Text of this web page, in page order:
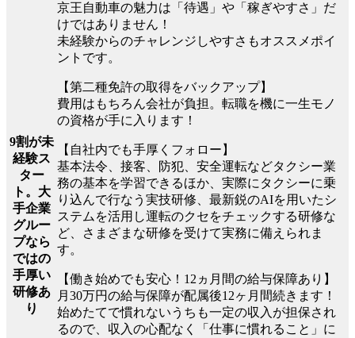
9割が未
経験ス
ター
ト。大
手企業
グルー
プなら
ではの
手厚い
研修あ
り
京王自動車の魅力は「待遇」や「稼ぎやすさ」だ
けではありません！
未経験からのチャレンジしやすさもオススメポイ
ントです。
【第二種免許の取得をバックアップ】
費用はもちろん会社が負担。転職を機に一生モノ
の資格が手に入ります！
【自社内でも手厚くフォロー】
基本法令、接客、防犯、安全運転などタクシー業
務の基本を学習できるほか、実際にタクシーに乗
り込んで行なう実技研修、最新鋭のAIを用いたシ
ステムを活用し運転のクセをチェックする研修な
ど、さまざまな研修を受けて実務に備えられま
す。
【働き始めでも安心！12ヵ月間の給与保障あり】
月30万円の給与保障が配属後12ヶ月間続きます！
始めたてで慣れないうちも一定の収入が担保され
るので、収入の心配なく「仕事に慣れること」に